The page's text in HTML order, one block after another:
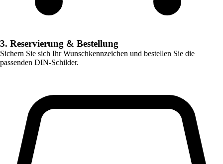
3. Reservierung & Bestellung
Sichern Sie sich Ihr Wunschkennzeichen und bestellen Sie die
passenden DIN-Schilder.